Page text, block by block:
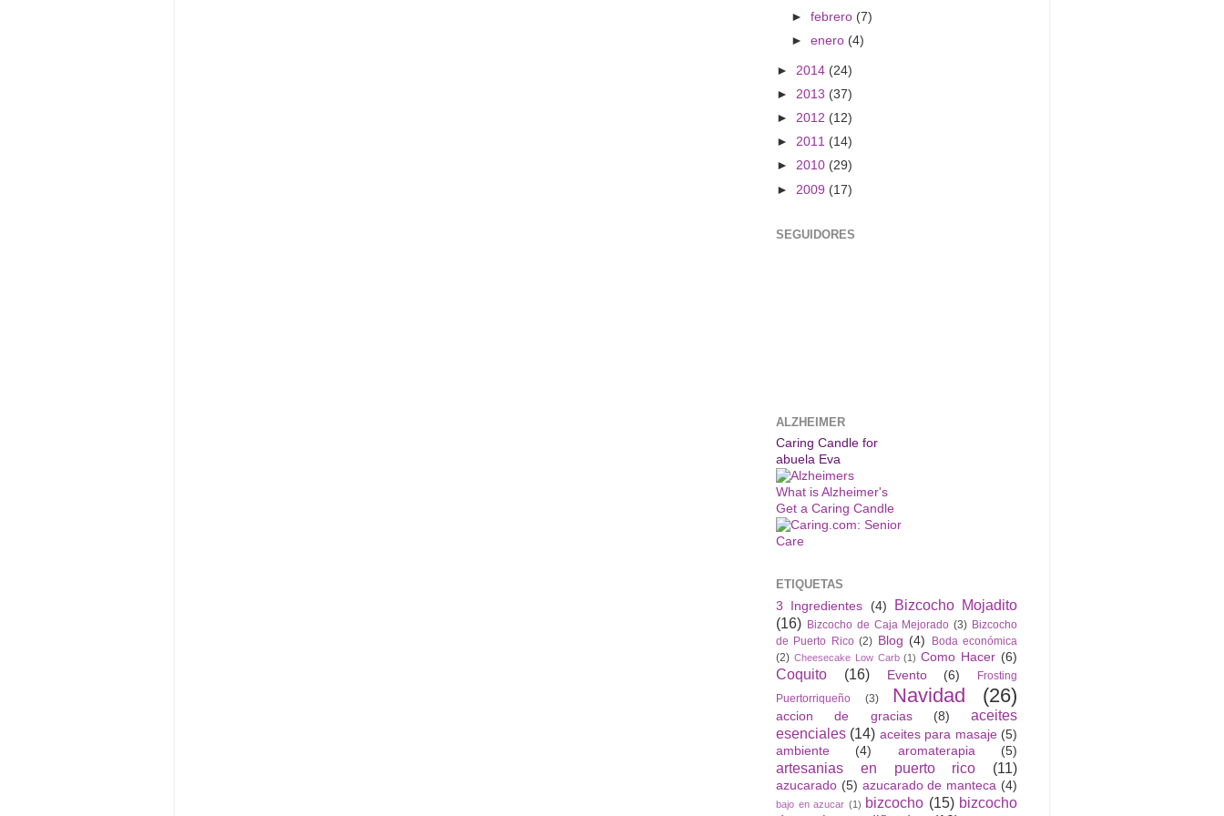
►febrero (7)
►enero (4)
► 2014 (24)
► 2013 (37)
► 2012 (12)
► 2011 (14)
► 2010 (29)
► 2009 (17)
SEGUIDORES
ALZHEIMER
Caring Candle for
abuela Eva
What is Alzheimer's
Get a Caring Candle
ETIQUETAS
3 Ingredientes
(4)
Bizcocho Mojadito
(16) Bizcocho de Caja Mejorado (3) Bizcocho
de Puerto Rico (2) Blog (4)
Boda económica
(2) Cheesecake Low Carb (1) Como Hacer (6)
Coquito (16) Evento (6)
Frosting
Puertorriqueño
(3) Navidad (26)
accion de gracias (8)
aceites
esenciales (14) aceites para masaje (5)
ambiente
(4) aromaterapia (5)
artesanias en puerto rico (11)
azucarado (5) azucarado de manteca (4)
bajo en azucar (1) bizcocho (15) bizcocho